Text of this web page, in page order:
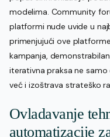
modelima. Community
platformi nude uvide u
primenjujući ove
kampanja,
iterativna praksa ne
već i izoštrava strateško
Ovladavanje
automatizacije